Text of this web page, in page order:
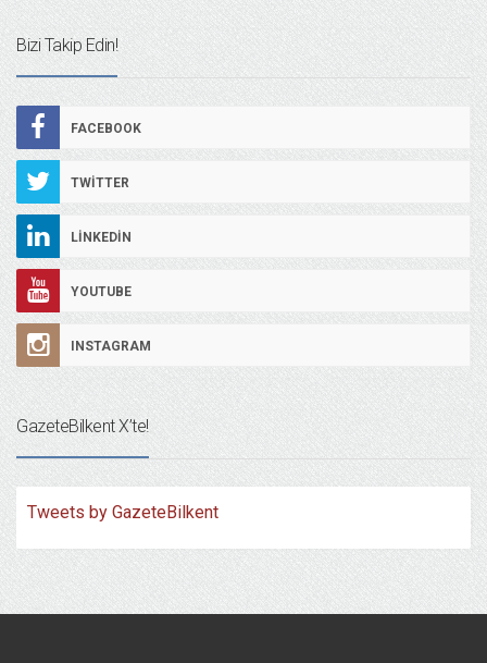
Bizi Takip Edin!
FACEBOOK
TWITTER
LINKEDIN
YOUTUBE
INSTAGRAM
GazeteBilkent X’te!
Tweets by GazeteBilkent